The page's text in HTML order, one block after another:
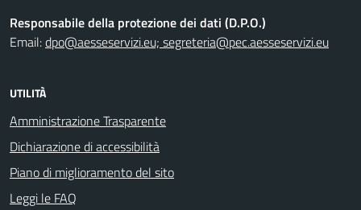
Responsabile della protezione dei dati (D.P.O.)
Email:dpo@aesseservizi.eu; segreteria@pec.aesseservizi.eu
UTILITÀ
Amministrazione Trasparente
Dichiarazione di accessibilità
Piano di miglioramento del sito
Leggi le FAQ